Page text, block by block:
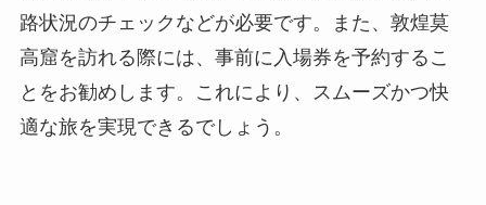
路状況のチェックなどが必要です。また、敦煌莫
高窟を訪れる際には、事前に入場券を予約するこ
とをお勧めします。これにより、スムーズかつ快
適な旅を実現できるでしょう。